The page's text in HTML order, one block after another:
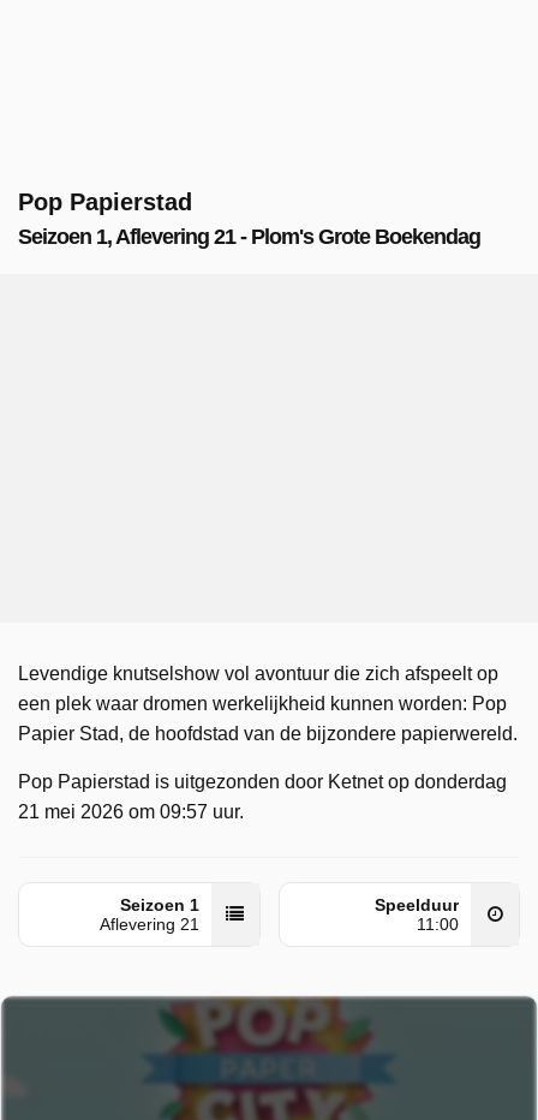
Pop Papierstad
Seizoen 1, Aflevering 21 - Plom's Grote Boekendag
Levendige knutselshow vol avontuur die zich afspeelt op
een plek waar dromen werkelijkheid kunnen worden: Pop
Papier Stad, de hoofdstad van de bijzondere papierwereld.
Pop Papierstad is uitgezonden door Ketnet op donderdag
21 mei 2026 om 09:57 uur.
Seizoen 1
Aflevering 21
Speelduur
11:00